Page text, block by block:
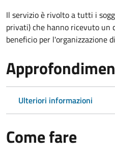
Il servizio è rivolto a tutti i
privati) che hanno ricevuto un
beneficio per l'organizzazione
Ulteriori informazioni
Come fare